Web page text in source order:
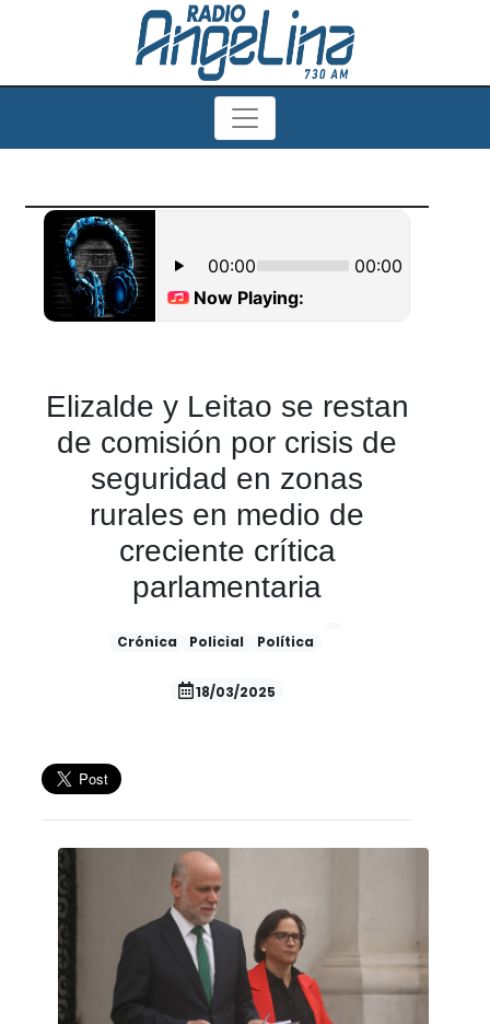
Elizalde y Leitao se restan
de comisión por crisis de
seguridad en zonas
rurales en medio de
creciente crítica
parlamentaria
Crónica Policial Política
18/03/2025